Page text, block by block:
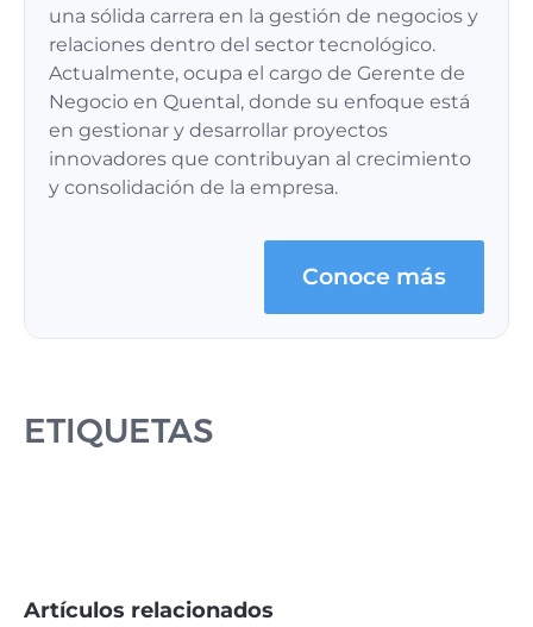
una sólida carrera en la gestión de negocios y
relaciones dentro del sector tecnológico.
Actualmente, ocupa el cargo de Gerente de
Negocio en Quental, donde su enfoque está
en gestionar y desarrollar proyectos
innovadores que contribuyan al crecimiento
y consolidación de la empresa.
Conoce más
ETIQUETAS
Artículos relacionados